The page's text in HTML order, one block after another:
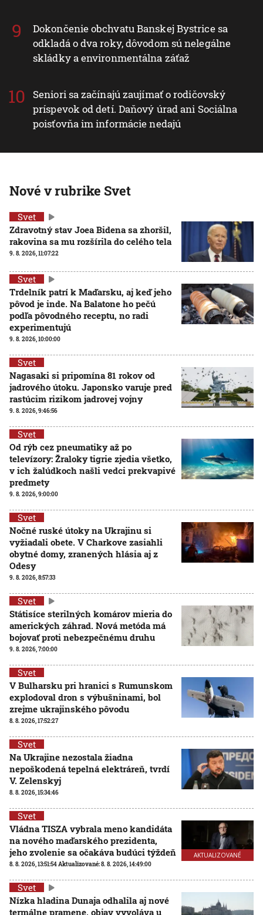
Dokončenie obchvatu Banskej Bystrice sa
odkladá o dva roky, dôvodom sú nelegálne
skládky a environmentálna záťaž
Seniori sa začínajú zaujímať o rodičovský
príspevok od detí. Daňový úrad ani Sociálna
poisťovňa im informácie nedajú
Nové v rubrike Svet
Svet
Zdravotný stav Joea Bidena sa zhoršil,
rakovina sa mu rozšírila do celého tela
9. 8. 2026, 11:07:22
Svet
Trdelník patrí k Maďarsku, aj keď jeho
pôvod je inde. Na Balatone ho pečú
podľa pôvodného receptu, no radi
experimentujú
9. 8. 2026, 10:00:00
Svet
Nagasaki si pripomína 81 rokov od
jadrového útoku. Japonsko varuje pred
rastúcim rizikom jadrovej vojny
9. 8. 2026, 9:46:56
Svet
Od rýb cez pneumatiky až po
televízory: Žraloky tigrie zjedia všetko,
v ich žalúdkoch našli vedci prekvapivé
predmety
9. 8. 2026, 9:00:00
Svet
Nočné ruské útoky na Ukrajinu si
vyžiadali obete. V Charkove zasiahli
obytné domy, zranených hlásia aj z
Odesy
9. 8. 2026, 8:57:33
Svet
Státisíce sterilných komárov mieria do
amerických záhrad. Nová metóda má
bojovať proti nebezpečnému druhu
9. 8. 2026, 7:00:00
Svet
V Bulharsku pri hranici s Rumunskom
explodoval dron s výbušninami, bol
zrejme ukrajinského pôvodu
8. 8. 2026, 17:52:27
Svet
Na Ukrajine nezostala žiadna
nepoškodená tepelná elektráreň, tvrdí
V. Zelenskyj
8. 8. 2026, 15:34:46
AKTUALIZOVANÉ
Svet
Vládna TISZA vybrala meno kandidáta
na nového maďarského prezidenta,
jeho zvolenie sa očakáva budúci týždeň
8. 8. 2026, 13:51:54Aktualizované:8. 8. 2026, 14:49:00
Svet
Nízka hladina Dunaja odhalila aj nové
termálne pramene, objav vyvoláva u